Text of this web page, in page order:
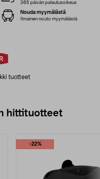
tuotteet
365 päivän palautusoikeus
Nouda myymälästä
Ilmainen nouto myymälästä
hittituotteet
-22%